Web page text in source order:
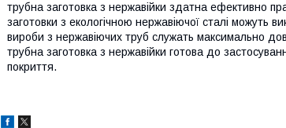
трубна заготовка з нержавійки здатна ефективно
заготовки з екологічною нержавіючої сталі можуть
вироби з нержавіючих труб служать максимально
трубна заготовка з нержавійки готова до
покриття.